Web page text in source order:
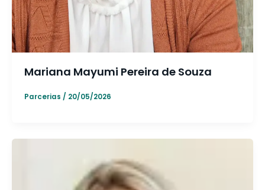
Mariana Mayumi Pereira de Souza
Parcerias / 20/05/2026